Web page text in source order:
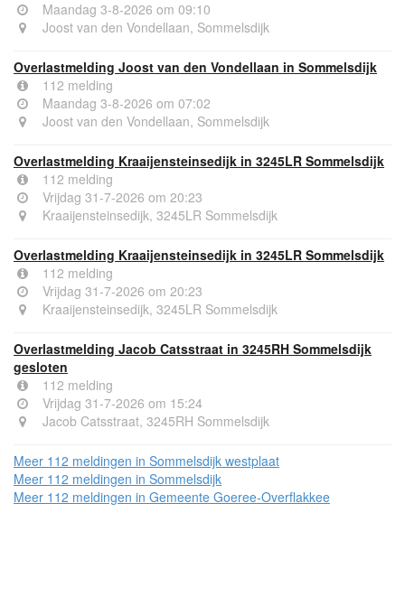
Maandag 3-8-2026 om 09:10
Joost van den Vondellaan, Sommelsdijk
Overlastmelding Joost van den Vondellaan in Sommelsdijk
112 melding
Maandag 3-8-2026 om 07:02
Joost van den Vondellaan, Sommelsdijk
Overlastmelding Kraaijensteinsedijk in 3245LR Sommelsdijk
112 melding
Vrijdag 31-7-2026 om 20:23
Kraaijensteinsedijk, 3245LR Sommelsdijk
Overlastmelding Kraaijensteinsedijk in 3245LR Sommelsdijk
112 melding
Vrijdag 31-7-2026 om 20:23
Kraaijensteinsedijk, 3245LR Sommelsdijk
Overlastmelding Jacob Catsstraat in 3245RH Sommelsdijk
gesloten
112 melding
Vrijdag 31-7-2026 om 15:24
Jacob Catsstraat, 3245RH Sommelsdijk
Meer 112 meldingen in Sommelsdijk westplaat
Meer 112 meldingen in Sommelsdijk
Meer 112 meldingen in Gemeente Goeree-Overflakkee